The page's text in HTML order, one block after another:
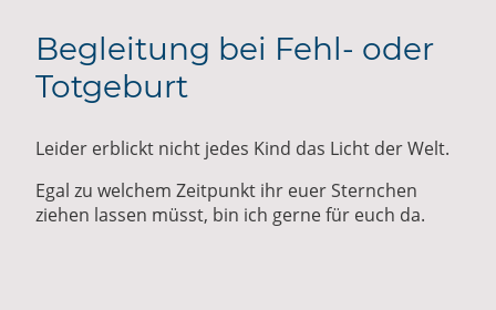
Begleitung bei Fehl- oder
Totgeburt
Leider erblickt nicht jedes Kind das Licht der Welt.
Egal zu welchem Zeitpunkt ihr euer Sternchen
ziehen lassen müsst, bin ich gerne für euch da.